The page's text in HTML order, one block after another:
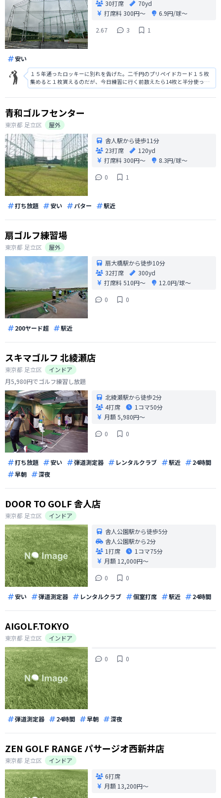
30打席
70yd
打席料300円〜
6.9円/球〜
2.67
3 1
安い
１５年通ったロッキーに別れを告げた。二千円のプリペイドカード１５枚
集めると１枚貰えるのだが、今日練習に行く前数えたら14枚と半分使った
のが１枚あったから、また１枚無料で練習できるると、練習に行った。残
りを打ち終えて、１５枚揃えて交換にいくと店主が拾って持ってきたの
青和ゴルフセンター
東京都 足立区
屋外
舎人駅から徒歩11分
23打席
120yd
打席料300円〜
8.3円/球〜
0
1
打ち放題 安い パター 駅近
扇ゴルフ練習場
東京都 足立区
屋外
扇大橋駅から徒歩10分
32打席
300yd
打席料510円〜
12.0円/球〜
0
0
200ヤード超 駅近
スキマゴルフ 北綾瀬店
東京都 足立区
インドア
月5,980円でゴルフ練習し放題
北綾瀬駅から徒歩2分
4打席
1コマ50分
月額 5,980円〜
0
0
打ち放題 安い 弾道測定器 レンタルクラブ 駅近
24時間
早朝
深夜
DOOR TO GOLF 舎人店
東京都 足立区
インドア
舎人公園駅から徒歩5分
舎人公園駅から2分
1打席
1コマ75分
月額 12,000円〜
0
0
安い 弾道測定器 レンタルクラブ 個室打席 駅近 24時間
AIGOLF.TOKYO
東京都 足立区 インドア
0 0
弾道測定器 24時間 早朝 深夜
ZEN GOLF RANGE パサージオ西新井店
東京都 足立区
インドア
6打席
月額 13,200円〜